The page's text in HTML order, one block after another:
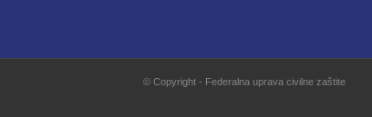
© Copyright - Federalna uprava civilne zaštite